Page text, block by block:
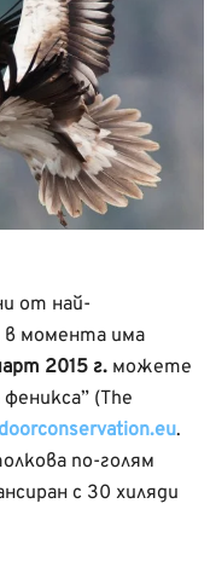
от най-
момента има
2015 г. можете
(The
.
по-голям
с 30 хиляди